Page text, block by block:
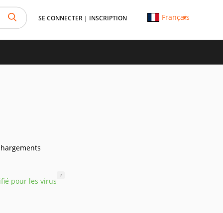
SE CONNECTER | INSCRIPTION Français
pour les virus
?